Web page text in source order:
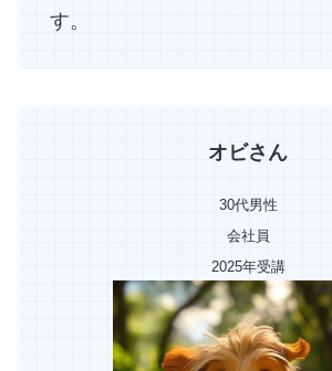
す。
オビさん
30代男性
会社員
2025年受講